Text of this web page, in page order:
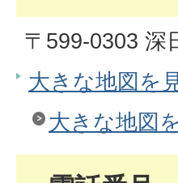
〒599-0303 深
大きな地図を
大きな地図